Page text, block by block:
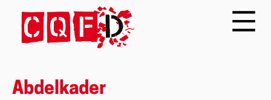
Abdelkader